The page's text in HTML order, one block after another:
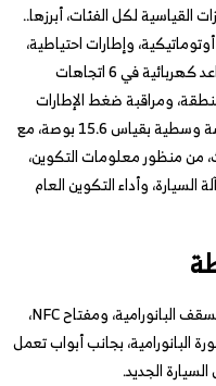
القياسية لكل الفئات، أبرزها..
وإطارات احتياطية،
وحوامل سقفية، ومكابح يد إلكترونية، ومقاعد كهربائية في 6 اتجاهات
ومراقبة ضغط الإطارات
TPMS، ونظام الثبات الإلكتروني ESP، وشاشة وسطية بقياس 15.6 بوصة، مع
ذلك، من منظور معلومات التكوين،
السيارة، وأداء التكوين العام
مرآة الرؤية الخلفية القابلة للطي، مع فتحة السقف البانورامية، ومفتاح NFC،
للصورة البانورامية، بجانب أبواب تعمل